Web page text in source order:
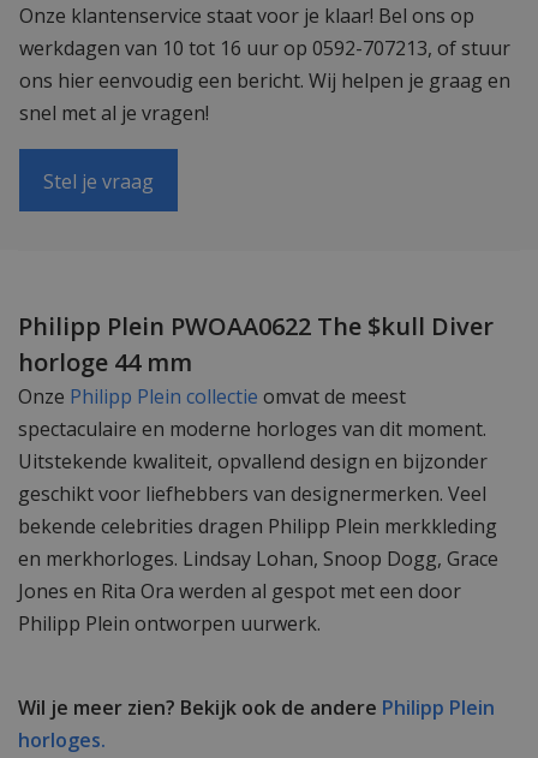
Onze klantenservice staat voor je klaar! Bel ons op
werkdagen van 10 tot 16 uur op 0592-707213, of stuur
ons hier eenvoudig een bericht. Wij helpen je graag en
snel met al je vragen!
Stel je vraag
Philipp Plein PWOAA0622 The $kull Diver
horloge 44 mm
Onze Philipp Plein collectie omvat de meest
spectaculaire en moderne horloges van dit moment.
Uitstekende kwaliteit, opvallend design en bijzonder
geschikt voor liefhebbers van designermerken. Veel
bekende celebrities dragen Philipp Plein merkkleding
en merkhorloges. Lindsay Lohan, Snoop Dogg, Grace
Jones en Rita Ora werden al gespot met een door
Philipp Plein ontworpen uurwerk.
Wil je meer zien? Bekijk ook de andere Philipp Plein
horloges.